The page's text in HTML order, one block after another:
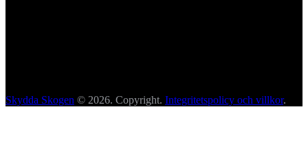
Skydda Skogen © 2026. Copyright. Integritetspolicy och villkor.